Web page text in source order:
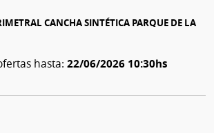
CANCHA SINTÉTICA PARQUE DE LA
hasta: 22/06/2026 10:30hs